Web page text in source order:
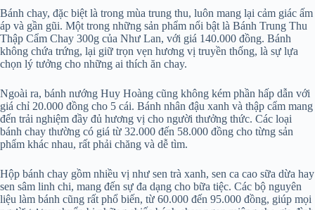
Bánh chay, đặc biệt là trong mùa trung thu, luôn mang lại cảm giác ấm
áp và gần gũi. Một trong những sản phẩm nổi bật là Bánh Trung Thu
Thập Cẩm Chay 300g của Như Lan, với giá 140.000 đồng. Bánh
không chứa trứng, lại giữ trọn vẹn hương vị truyền thống, là sự lựa
chọn lý tưởng cho những ai thích ăn chay.
Ngoài ra, bánh nướng Huy Hoàng cũng không kém phần hấp dẫn với
giá chỉ 20.000 đồng cho 5 cái. Bánh nhân đậu xanh và thập cẩm mang
đến trải nghiệm đầy đủ hương vị cho người thưởng thức. Các loại
bánh chay thường có giá từ 32.000 đến 58.000 đồng cho từng sản
phẩm khác nhau, rất phải chăng và dễ tìm.
Hộp bánh chay gồm nhiều vị như sen trà xanh, sen ca cao sữa dừa hay
sen sâm linh chi, mang đến sự đa dạng cho bữa tiệc. Các bộ nguyên
liệu làm bánh cũng rất phổ biến, từ 60.000 đến 95.000 đồng, giúp mọi